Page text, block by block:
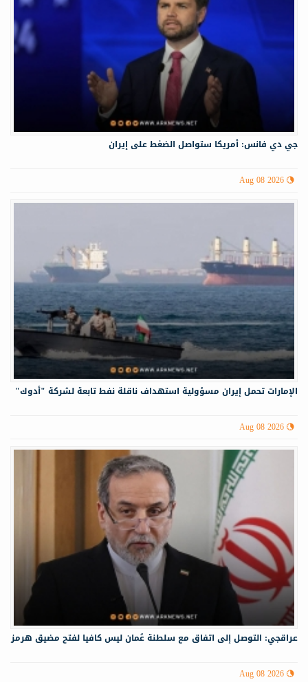
جي دي فانس: أمريكا ستواصل الضغط على إيران
Aug 08 2026
الإمارات تحمل إيران مسؤولية استهداف ناقلة نفط تابعة لشركة "أدوك"
Aug 08 2026
عراقجي: التوصل إلى اتفاق مع سلطنة عُمان ليس كافيا لفتح مضيق هرمز
Aug 08 2026